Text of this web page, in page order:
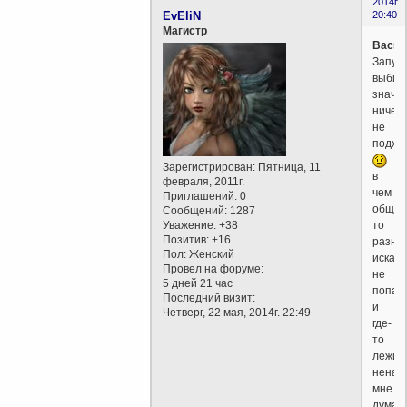
2014г.
20:40
EvEliN
Магистр
Зарегистрирован: Пятница, 11
февраля, 2011г.
Приглашений: 0
Сообщений: 1287
Уважение: +38
Позитив: +16
Пол: Женский
Провел на форуме:
5 дней 21 час
Последний визит:
Четверг, 22 мая, 2014г. 22:49
ничего
не
в
чем
общем
то
не
и
где-
то
лежит
мне